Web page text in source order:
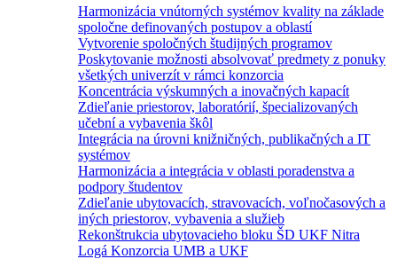
Harmonizácia vnútorných systémov kvality na základe
spoločne definovaných postupov a oblastí
Vytvorenie spoločných študijných programov
Poskytovanie možnosti absolvovať predmety z ponuky
všetkých univerzít v rámci konzorcia
Koncentrácia výskumných a inovačných kapacít
Zdieľanie priestorov, laboratórií, špecializovaných
učební a vybavenia škôl
Integrácia na úrovni knižničných, publikačných a IT
systémov
Harmonizácia a integrácia v oblasti poradenstva a
podpory študentov
Zdieľanie ubytovacích, stravovacích, voľnočasových a
iných priestorov, vybavenia a služieb
Rekonštrukcia ubytovacieho bloku ŠD UKF Nitra
Logá Konzorcia UMB a UKF